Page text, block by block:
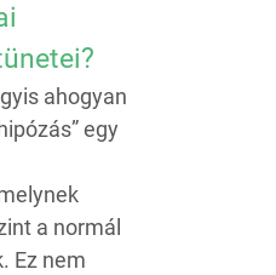
ahogyan
egy
a normál
Ez nem